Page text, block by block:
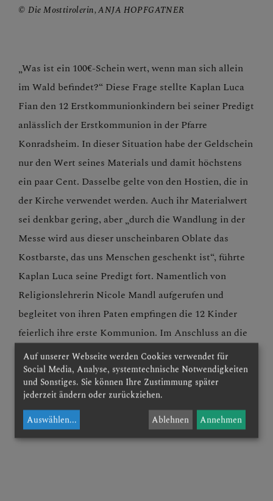
Die Mosttirolerin, ANJA HOPFGATNER
„Was ist ein 100€-Schein wert, wenn man sich allein
im Wald befindet?“ Diese Frage stellte Kaplan Luca
Fian den 12 Erstkommunionkindern bei seiner Predigt
anlässlich der Erstkommunion in der Pfarre
Konradsheim. In dieser Situation habe der Geldschein
nur den Wert seines Materials und damit höchstens
ein paar Cent. Dasselbe gelte von den Hostien, die in
der Kirche verwendet werden. Auch ihr Materialwert
sei denkbar gering, aber „durch die Wandlung in der
Messe wird aus dieser unscheinbaren Oblate das
Kostbarste, das uns Menschen geschenkt ist“, führte
Kaplan Luca seine Predigt fort. Namentlich von
Religionslehrerin Nicole Mandl aufgerufen und
begleitet von ihren Paten empfingen die 12 Kinder
feierlich ihre erste Kommunion. Im Anschluss an die
Messe lud der Pfarrgemeinderat zur Agape am
Kirchenplatz ein, die die Trachtenmusikkapelle
Konradsheim musikalisch umrahmte, während die
Kinder mit ihren Lehrerinnen gemeinsam das
Frühstück genossen.
Auf unserer Webseite werden Cookies verwendet für
Social Media, Analyse, systemtechnische Notwendigkeiten
und Sonstiges. Sie können Ihre Zustimmung später
jederzeit ändern oder zurückziehen.
Auswählen... Ablehnen Annehmen